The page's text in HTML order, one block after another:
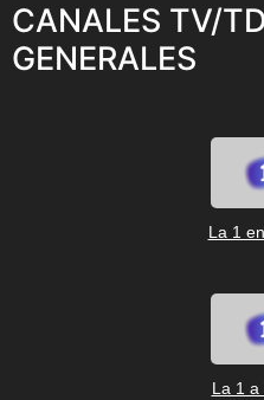
CANALES TV/
GENERALES
La 1
La 1 a